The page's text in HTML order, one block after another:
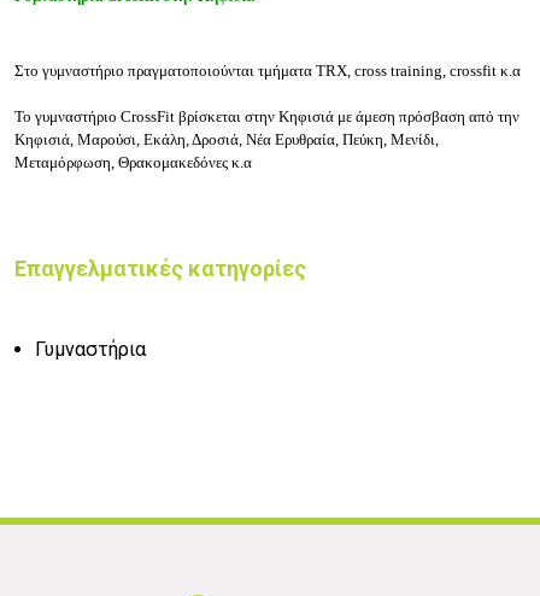
Στο γυμναστήριο πραγματοποιούνται τμήματα TRX, cross training, crossfit κ.α
Το γυμναστήριο CrossFit βρίσκεται στην Κηφισιά με άμεση πρόσβαση από την
Κηφισιά, Μαρούσι, Εκάλη, Δροσιά, Νέα Ερυθραία, Πεύκη, Μενίδι,
Μεταμόρφωση, Θρακομακεδόνες κ.α
Επαγγελματικές κατηγορίες
Γυμναστήρια